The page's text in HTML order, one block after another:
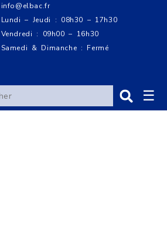
☰
info@elbac.fr
Lundi – Jeudi : 08h30 – 17h30
Vendredi : 09h00 – 16h30
Samedi & Dimanche : Fermé